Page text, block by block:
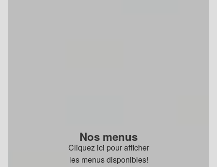
Nos menus
Cliquez ici pour afficher
les menus disponibles!